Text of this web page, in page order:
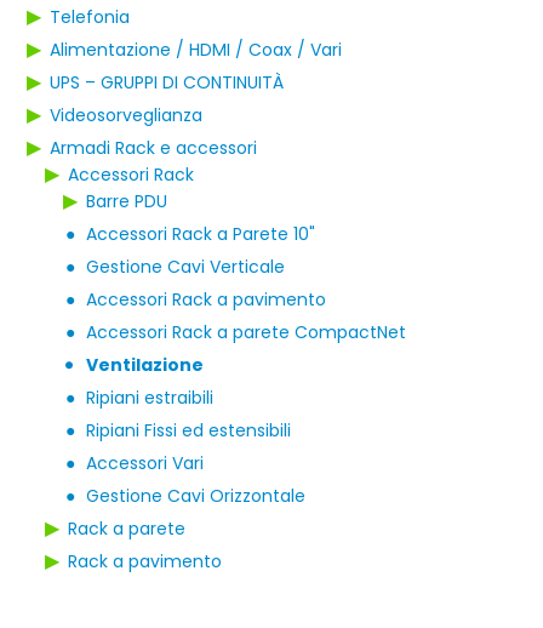
▶ Telefonia
▶ Alimentazione / HDMI / Coax / Vari
▶ UPS – GRUPPI DI CONTINUITÀ
▶ Videosorveglianza
▶ Armadi Rack e accessori
▶ Accessori Rack
▶ Barre PDU
● Accessori Rack a Parete 10"
● Gestione Cavi Verticale
● Accessori Rack a pavimento
● Accessori Rack a parete CompactNet
●
Ventilazione
● Ripiani estraibili
● Ripiani Fissi ed estensibili
● Accessori Vari
● Gestione Cavi Orizzontale
▶ Rack a parete
▶ Rack a pavimento